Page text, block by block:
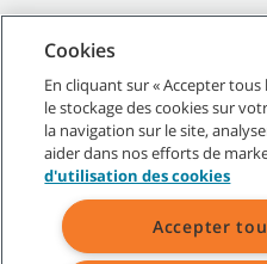
© Tennant Company. Tous
Plan du site Politiques
Cookies
En cliquant sur « Accepter tous
le stockage des cookies sur
la navigation sur le site,
aider dans nos efforts de
d'utilisation des cookies
Accepter